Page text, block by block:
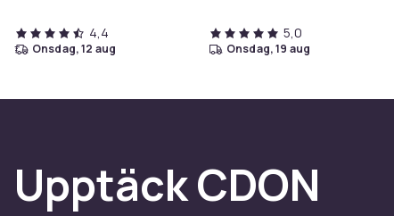
4,4
onsdag, 12 aug
5,0
onsdag, 19 aug
Upptäck CDON